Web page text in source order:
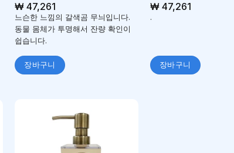
₩47,261
느슨한 느낌의 갈색곰 무늬입니다.
동물 몸체가 투명해서 잔량 확인이
쉽습니다.
장바구니
₩47,261
.
장바구니